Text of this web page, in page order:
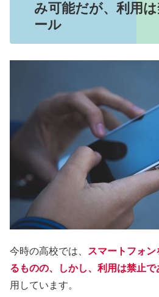
み可能だが、利用
ール
今時の高校では、
スマートフォ
るものの、しかし、利用は禁止で
用しています。